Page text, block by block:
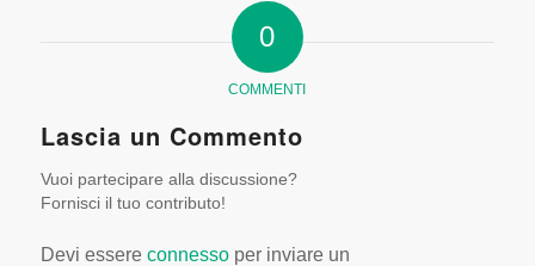
0
COMMENTI
Lascia un Commento
Vuoi partecipare alla discussione?
Fornisci il tuo contributo!
Devi essere connessoper inviare un